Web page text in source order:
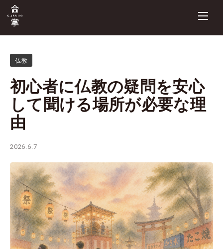
仏教
初心者に仏教の疑問を安心
して聞ける場所が必要な理
由
2026.6.7